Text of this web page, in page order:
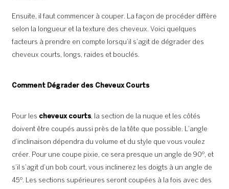
Ensuite, il faut commencer à couper. La façon de procéder diffère
selon la longueur et la texture des cheveux. Voici quelques
facteurs à prendre en compte lorsqu’il s’agit de dégrader des
cheveux courts, longs, raides et bouclés.
Comment Dégrader des Cheveux Courts
Pour les cheveux courts, la section de la nuque et les côtés
doivent être coupés aussi près de la tête que possible. L’angle
d’inclinaison dépendra du volume et du style que vous voulez
créer. Pour une coupe pixie, ce sera presque un angle de 90º, et
s’il s’agit d’un bob court, vous inclinerez les doigts à un angle de
45º. Les sections supérieures seront coupées à la fois avec des